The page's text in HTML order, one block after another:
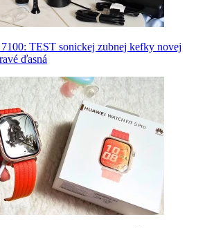
TEST sonickej zubnej kefky novej
ďasná